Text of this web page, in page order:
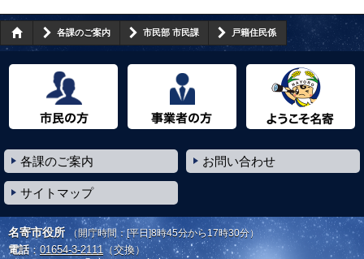
各課のご案内 市民部 市民課 戸籍住民係
各課のご案内 お問い合わせ
サイトマップ
名寄市役所 （開庁時間：[平日]8時45分から17時30分）
電話：01654-3-2111 （交換）